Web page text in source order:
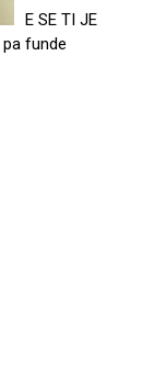
E SE TI JE
pa funde